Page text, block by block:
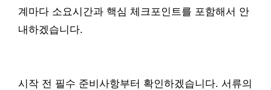
계마다 소요시간과 핵심 체크포인트를 포함해서 안
내하겠습니다.
시작 전 필수 준비사항부터 확인하겠습니다. 서류의